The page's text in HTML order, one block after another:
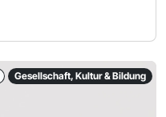
Gesellschaft, Kultur & Bildung